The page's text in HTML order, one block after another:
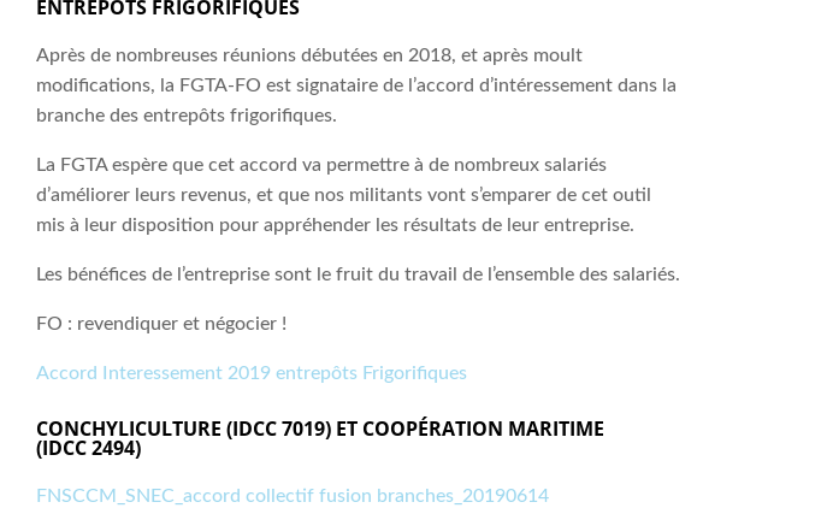
ENTREPOTS FRIGORIFIQUES
Après de nombreuses réunions débutées en 2018, et après moult
modifications, la FGTA-FO est signataire de l’accord d’intéressement dans la
branche des entrepôts frigorifiques.
La FGTA espère que cet accord va permettre à de nombreux salariés
d’améliorer leurs revenus, et que nos militants vont s’emparer de cet outil
mis à leur disposition pour appréhender les résultats de leur entreprise.
Les bénéfices de l’entreprise sont le fruit du travail de l’ensemble des salariés.
FO : revendiquer et négocier !
Accord Interessement 2019 entrepôts Frigorifiques
CONCHYLICULTURE (IDCC 7019) ET COOPÉRATION MARITIME
(IDCC 2494)
FNSCCM_SNEC_accord collectif fusion branches_20190614